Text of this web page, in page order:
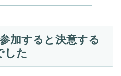
加すると決意する
した